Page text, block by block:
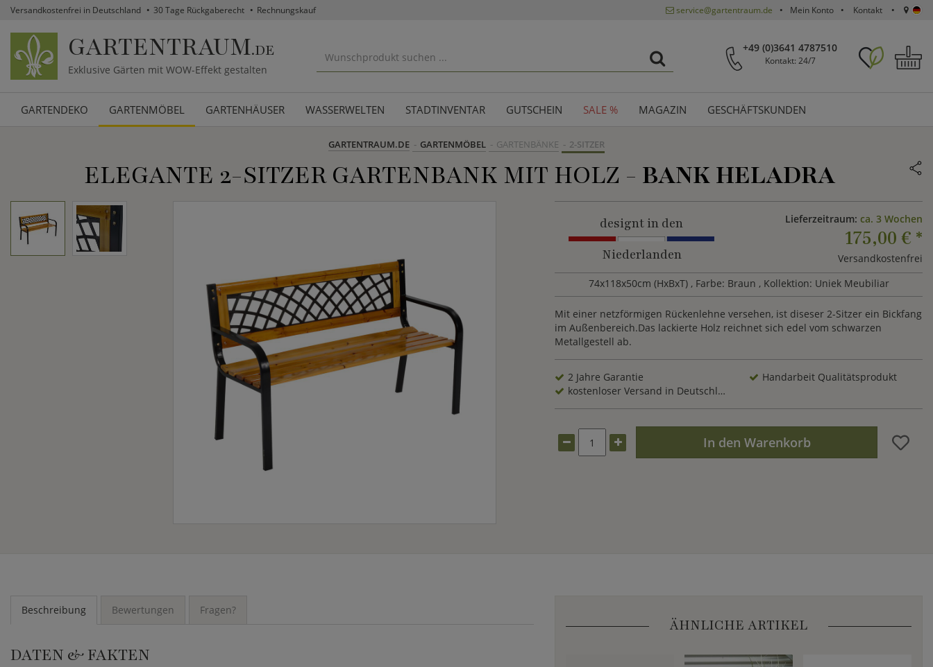
Versandkostenfrei in Deutschland 30 Tage Rückgaberecht Rechnungskauf service@gartentraum.de Mein Konto Kontakt
GARTENTRAUM.DE
Exklusive Gärten mit WOW-Effekt gestalten
+49 (0)3641 4787510
Kontakt: 24/7
GARTENDEKO GARTENMÖBEL GARTENHÄUSER WASSERWELTEN STADTINVENTAR GUTSCHEIN SALE % MAGAZIN GESCHÄFTSKUNDEN
GARTENTRAUM.DE GARTENMÖBEL GARTENBÄNKE 2-SITZER
ELEGANTE 2-SITZER GARTENBANK MIT HOLZ - BANK HELADRA
designt in den
Niederlanden
Lieferzeitraum: ca. 3 Wochen
175,00 € *
Versandkostenfrei
74x118x50cm (HxBxT) , Farbe: Braun , Kollektion: Uniek Meubiliar
Mit einer netzförmigen Rückenlehne versehen, ist diseser 2-Sitzer ein Bickfang
im Außenbereich.Das lackierte Holz reichnet sich edel vom schwarzen
Metallgestell ab.
2 Jahre Garantie
Handarbeit Qualitätsprodukt
kostenloser Versand in Deutschland
In den Warenkorb
Beschreibung Bewertungen Fragen?
DATEN & FAKTEN
ÄHNLICHE ARTIKEL